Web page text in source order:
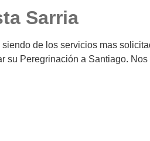
Sarria
de los servicios mas
Peregrinación a Santiago.